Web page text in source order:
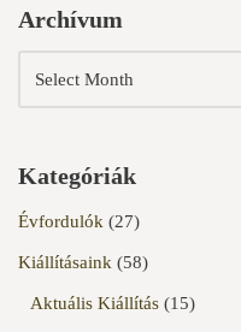
Archívum
Kategóriák
Évfordulók (27)
Kiállításaink (58)
Aktuális Kiállítás (15)